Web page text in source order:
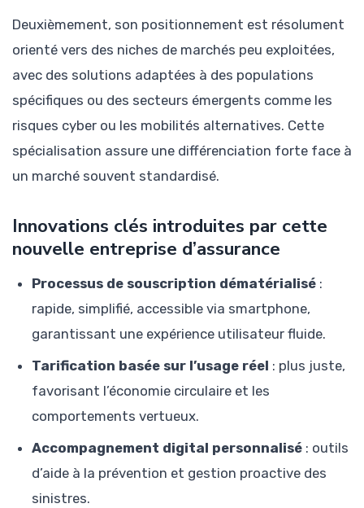
Deuxièmement, son positionnement est résolument
orienté vers des niches de marchés peu exploitées,
avec des solutions adaptées à des populations
spécifiques ou des secteurs émergents comme les
risques cyber ou les mobilités alternatives. Cette
spécialisation assure une différenciation forte face à
un marché souvent standardisé.
Innovations clés introduites par cette
nouvelle entreprise d’assurance
Processus de souscription dématérialisé :
rapide, simplifié, accessible via smartphone,
garantissant une expérience utilisateur fluide.
Tarification basée sur l’usage réel : plus juste,
favorisant l’économie circulaire et les
comportements vertueux.
Accompagnement digital personnalisé : outils
d’aide à la prévention et gestion proactive des
sinistres.